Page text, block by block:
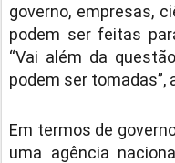
governo, empresas,
podem ser feitas
“Vai além da
podem ser tomadas”,
Em termos de
uma agência